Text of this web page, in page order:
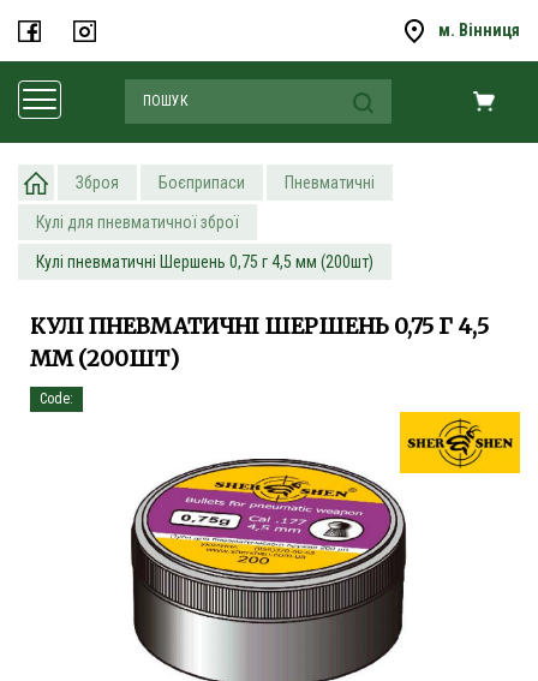
м. Вінниця
Зброя Боєприпаси Пневматичні
Кулі для пневматичної зброї
Кулі пневматичні Шершень 0,75 г 4,5 мм (200шт)
КУЛІ ПНЕВМАТИЧНІ ШЕРШЕНЬ 0,75 Г 4,5
ММ (200ШТ)
Code: